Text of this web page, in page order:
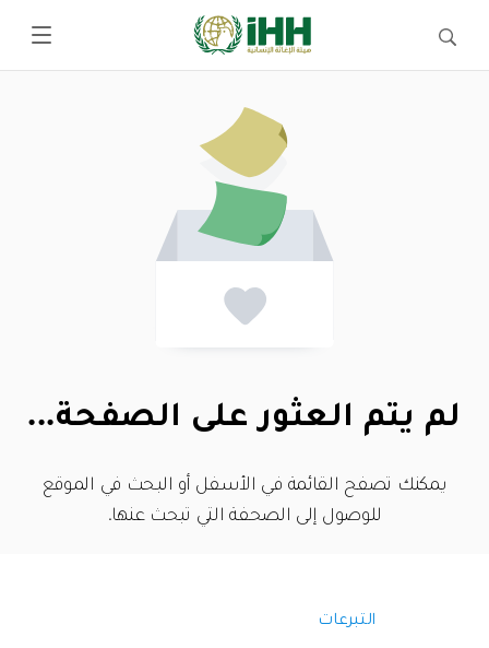
لم يتم العثور على الصفحة...
يمكنك تصفح القائمة في الأسفل أو البحث في الموقع
للوصول إلى الصحفة التي تبحث عنها.
التبرعات